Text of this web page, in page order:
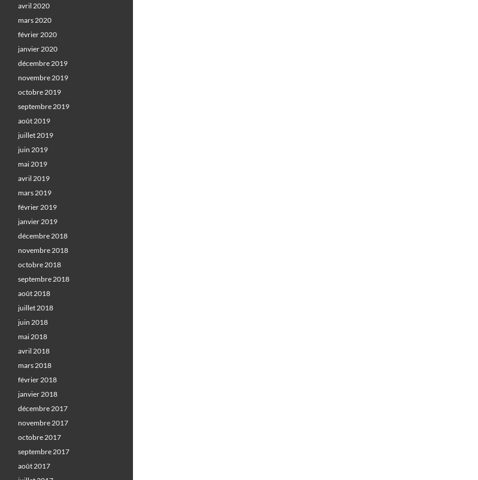
avril 2020
mars 2020
février 2020
janvier 2020
décembre 2019
novembre 2019
octobre 2019
septembre 2019
août 2019
juillet 2019
juin 2019
mai 2019
avril 2019
mars 2019
février 2019
janvier 2019
décembre 2018
novembre 2018
octobre 2018
septembre 2018
août 2018
juillet 2018
juin 2018
mai 2018
avril 2018
mars 2018
février 2018
janvier 2018
décembre 2017
novembre 2017
octobre 2017
septembre 2017
août 2017